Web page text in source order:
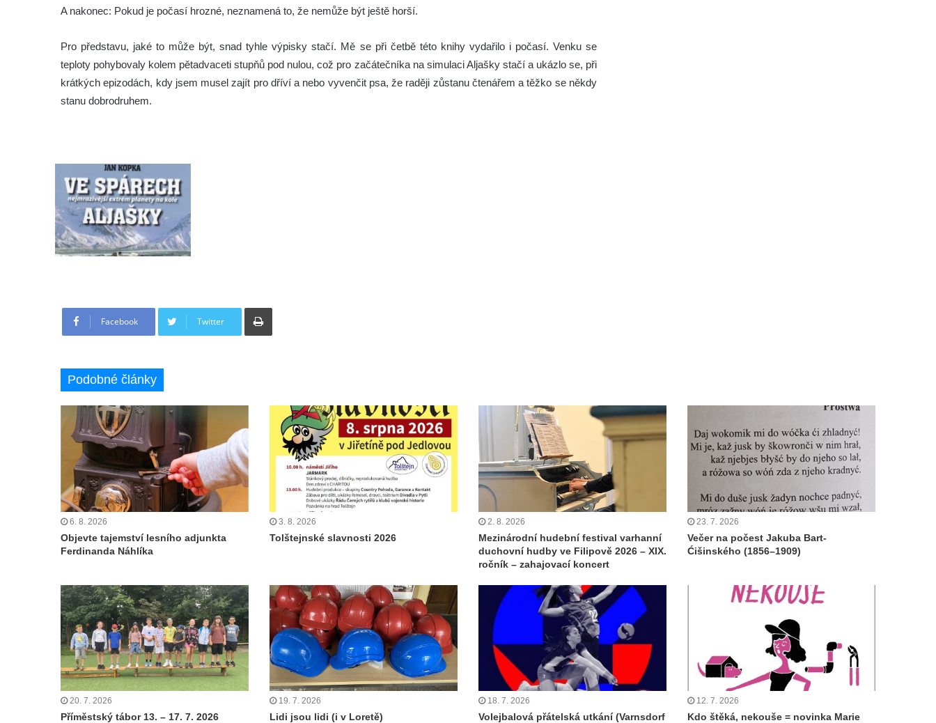
A nakonec: Pokud je počasí hrozné, neznamená to, že nemůže být ještě horší.
Pro představu, jaké to může být, snad tyhle výpisky stačí. Mě se při četbě této knihy vydařilo i počasí. Venku se
teploty pohybovaly kolem pětadvaceti stupňů pod nulou, což pro začátečníka na simulaci Aljašky stačí a ukázlo se, při
krátkých epizodách, kdy jsem musel zajít pro dříví a nebo vyvenčit psa, že raději zůstanu čtenářem a těžko se někdy
stanu dobrodruhem.
Facebook Twitter
Tisknout
Podobné články
6. 8. 2026
Objevte tajemství lesního adjunkta
Ferdinanda Náhlíka
3. 8. 2026
Tolštejnské slavnosti 2026
2. 8. 2026
Mezinárodní hudební festival varhanní
duchovní hudby ve Filipově 2026 – XIX.
ročník – zahajovací koncert
23. 7. 2026
Večer na počest Jakuba Bart-
Ćišinského (1856–1909)
20. 7. 2026
Příměstský tábor 13. – 17. 7. 2026
19. 7. 2026
Lidi jsou lidi (i v Loretě)
18. 7. 2026
Volejbalová přátelská utkání (Varnsdorf
12. 7. 2026
Kdo štěká, nekouše = novinka Marie